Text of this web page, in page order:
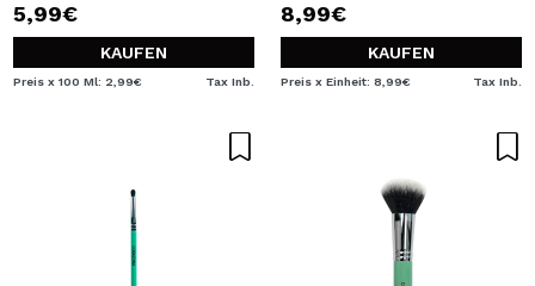
5,99€
KAUFEN
Preis x 100 Ml: 2,99€ Tax Inb.
8,99€
KAUFEN
Preis x Einheit: 8,99€ Tax Inb.